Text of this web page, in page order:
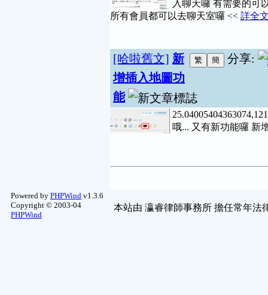
入聊天囉 有需要的可
所有會員都可以去聊天室囉 << 詳全
分享:
[哈啦舊文] 新
增插入地圖功
能
哦... 又有新功能囉 新
Powered by PHPWind v1.3.6
Copyright © 2003-04
PHPWind
本站由 瀛睿律師事務所 擔任常年法